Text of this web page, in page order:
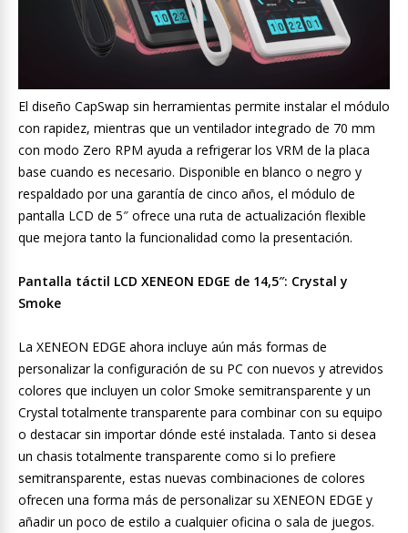
El diseño CapSwap sin herramientas permite instalar el módulo
con rapidez, mientras que un ventilador integrado de 70 mm
con modo Zero RPM ayuda a refrigerar los VRM de la placa
base cuando es necesario. Disponible en blanco o negro y
respaldado por una garantía de cinco años, el módulo de
pantalla LCD de 5″ ofrece una ruta de actualización flexible
que mejora tanto la funcionalidad como la presentación.
Pantalla táctil LCD XENEON EDGE de 14,5″: Crystal y
Smoke
La XENEON EDGE ahora incluye aún más formas de
personalizar la configuración de su PC con nuevos y atrevidos
colores que incluyen un color Smoke semitransparente y un
Crystal totalmente transparente para combinar con su equipo
o destacar sin importar dónde esté instalada. Tanto si desea
un chasis totalmente transparente como si lo prefiere
semitransparente, estas nuevas combinaciones de colores
ofrecen una forma más de personalizar su XENEON EDGE y
añadir un poco de estilo a cualquier oficina o sala de juegos.